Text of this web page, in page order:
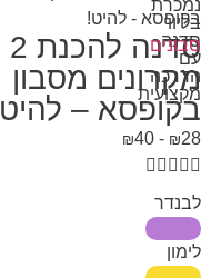
סדנה להכנת 2
מסבון
– להיט!
₪
-
₪40
   